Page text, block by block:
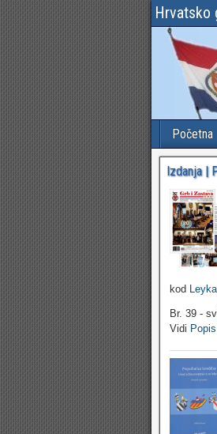
Hrvatsko
Početna
Izdanja |
kod
Br. 39 -
Vidi